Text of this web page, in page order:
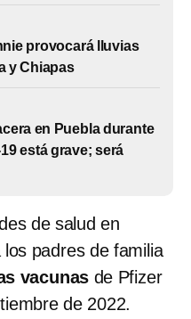
provocará lluvias
y Chiapas
en Puebla durante
está grave; será
de salud en
padres de familia
vacunas de Pfizer
de 2022.